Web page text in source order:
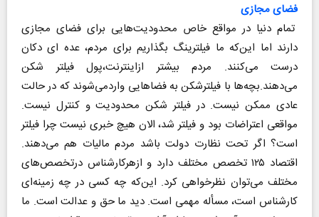
فضای مجازی
تمام دنیا در مواقع خاص محدودیت‌هایی برای فضای مجازی
دارند اما این‌که ما فیلترینگ بگذاریم برای مردم، عده ای دکان
درست می‌کنند. مردم بیشتر ازاینترنت،پول فیلتر شکن
می‌دهند.بچه‌ها با فیلترشکن به فضاهایی واردمی‌شوند که در حالت
عادی ممکن نیست. در فیلتر شکن محدودیت و کنترل نیست.
مواقعی اعتراضات بود و فیلتر شد، الان هیچ خبری نیست چرا فیلتر
است؟ اگر تحت نظارت دولت باشد مردم مالیات هم می‌دهند.
اقتصاد ۱۲۵ تخصص مختلف دارد و ازهرکارشناس درتخصص‌های
مختلف می‌‌توان نظرخواهی کرد. این‌که چه کسی در چه زمینه‌ای
کارشناس است، مسأله مهمی است. دید ما حق و عدالت است. ما